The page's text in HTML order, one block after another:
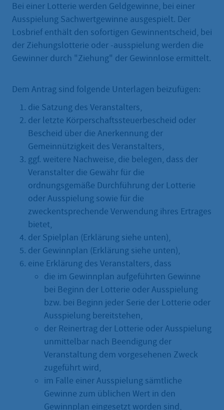
Bei einer Lotterie werden Geldgewinne, bei einer
Ausspielung Sachwertgewinne ausgespielt. Der
Losbrief enthält den sofortigen Gewinnentscheid, bei
der Ziehungslotterie oder -ausspielung werden die
Gewinner durch "Ziehung" der Gewinnlose ermittelt.
Dem Antrag sind folgende Unterlagen beizufügen:
die Satzung des Veranstalters,
der letzte Körperschaftssteuerbescheid oder
Bescheid über die Anerkennung der
Gemeinnützigkeit des Veranstalters,
ggf. weitere Nachweise, die belegen, dass der
Veranstalter die Gewähr für die
ordnungsgemäße Durchführung der Lotterie
oder Ausspielung sowie für die
zweckentsprechende Verwendung ihres Ertrages
bietet,
der Spielplan (Erklärung siehe unten),
der Gewinnplan (Erklärung siehe unten),
eine Erklärung des Veranstalters, dass
die im Gewinnplan aufgeführten Gewinne
bei Beginn der Lotterie oder Ausspielung
bzw. bei Beginn jeder Serie der Lotterie oder
Ausspielung bereitstehen,
der Reinertrag der Lotterie oder Ausspielung
unmittelbar nach Beendigung der
Veranstaltung dem vorgesehenen Zweck
zugeführt wird,
im Falle einer Ausspielung sämtliche
Gewinne zum üblichen Wert in den
Gewinnplan eingesetzt worden sind,